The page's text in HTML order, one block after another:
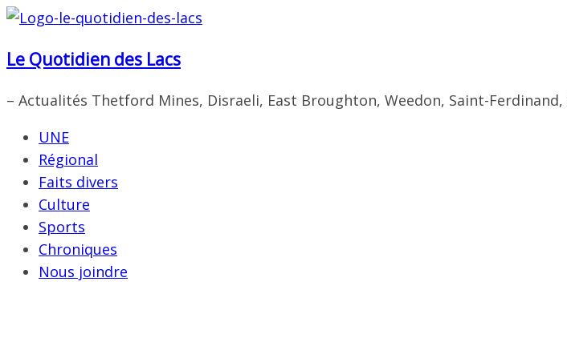
Passer
contenu
Le Quotidien des Lacs
– Actualités Thetford Mines, Disraeli, East Broughton, Weedon, Saint-
UNE
Régional
Faits divers
Culture
Sports
Chroniques
Nous joindre